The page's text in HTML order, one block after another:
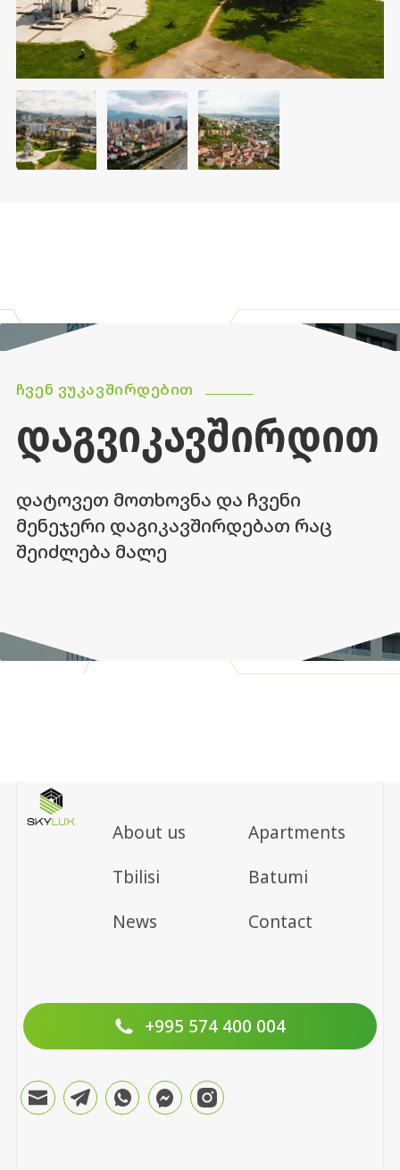
ᲩᲕᲔᲜ ᲕᲣᲙᲐᲕᲨᲘᲠᲓᲔᲑᲘᲗ
ᲓᲐᲒᲕᲘᲙᲐᲕᲨᲘᲠᲓᲘᲗ
დატოვეთ მოთხოვნა და ჩვენი
მენეჯერი დაგიკავშირდებათ რაც
შეიძლება მალე
About us
Apartments
Tbilisi
Batumi
News
Contact
+995 574 400 004